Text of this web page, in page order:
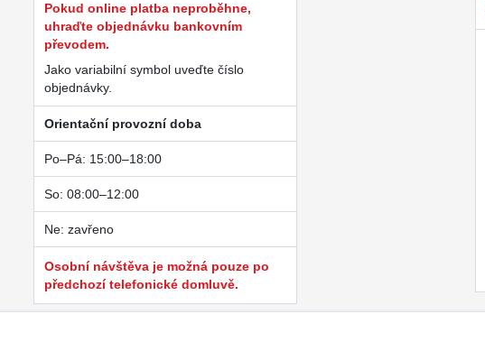
Pokud online platba neproběhne,
uhraďte objednávku bankovním
převodem.
Jako variabilní symbol uveďte číslo
objednávky.
Orientační provozní doba
Po–Pá: 15:00–18:00
So: 08:00–12:00
Ne: zavřeno
Osobní návštěva je možná pouze po
předchozí telefonické domluvě.